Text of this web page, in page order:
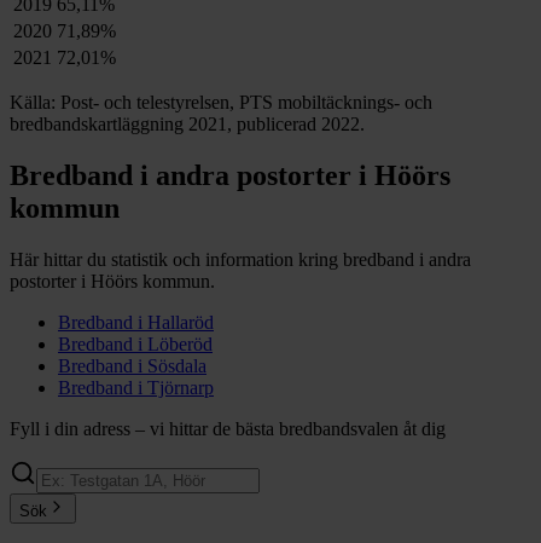
2019 65,11%
2020 71,89%
2021 72,01%
Källa: Post- och telestyrelsen, PTS mobiltäcknings- och
bredbandskartläggning 2021, publicerad 2022.
Bredband i andra postorter i Höörs
kommun
Här hittar du statistik och information kring bredband i andra
postorter i Höörs kommun.
Bredband i Hallaröd
Bredband i Löberöd
Bredband i Sösdala
Bredband i Tjörnarp
Fyll i din adress – vi hittar de bästa bredbandsvalen åt dig
Sök